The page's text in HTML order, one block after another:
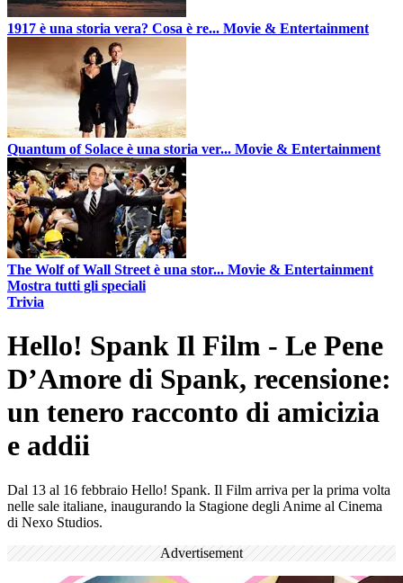
1917 è una storia vera? Cosa è re... Movie & Entertainment
Quantum of Solace è una storia ver... Movie & Entertainment
The Wolf of Wall Street è una stor... Movie & Entertainment
Mostra tutti gli speciali
Trivia
Hello! Spank Il Film - Le Pene
D’Amore di Spank, recensione:
un tenero racconto di amicizia
e addii
Dal 13 al 16 febbraio Hello! Spank. Il Film arriva per la prima volta
nelle sale italiane, inaugurando la Stagione degli Anime al Cinema
di Nexo Studios.
Advertisement